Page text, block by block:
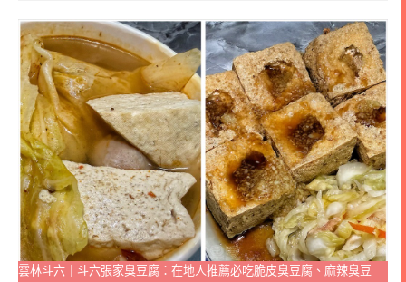
雲林斗六｜斗六張家臭豆腐：在地人推薦必吃脆皮臭豆腐、麻辣臭豆